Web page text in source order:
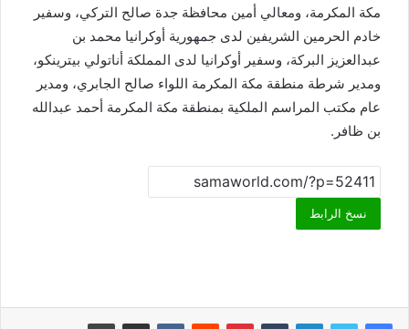
مكة المكرمة، ومعالي أمين محافظة جدة صالح التركي، وسفير
خادم الحرمين الشريفين لدى جمهورية أوكرانيا محمد بن
عبدالعزيز البركة، وسفير أوكرانيا لدى المملكة أناتولي بيترينكو،
ومدير شرطة منطقة مكة المكرمة اللواء صالح الجابري، ومدير
عام مكتب المراسم الملكية بمنطقة مكة المكرمة أحمد عبدالله
بن ظافر.
نسخ الرابط